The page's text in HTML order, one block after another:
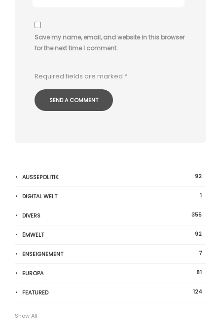
Save my name, email, and website in this browser
for the next time I comment.
Required fields are marked *
AUSSEPOLITIK 92
DIGITAL WELT 1
DIVERS 355
ËMWELT 92
ENSEIGNEMENT 7
EUROPA 81
FEATURED 124
Show All